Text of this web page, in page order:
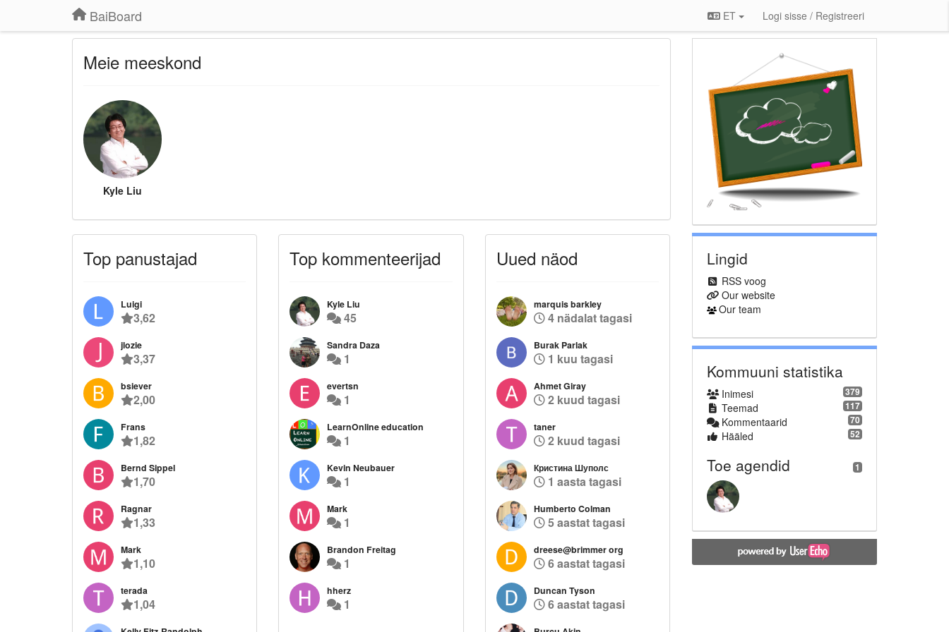
BaiBoard ET Logi sisse / Registreeri
Meie meeskond
Kyle Liu
Top panustajad
Luigi
3,62
jlozie
3,37
bsiever
2,00
Frans
1,82
Bernd Sippel
1,70
Ragnar
1,33
Mark
1,10
terada
1,04
Top kommenteerijad
Kyle Liu
45
Sandra Daza
1
evertsn
1
LearnOnline education
1
Kevin Neubauer
1
Mark
1
Brandon Freitag
1
hherz
1
Uued näod
marquis barkley
4 nädalat tagasi
Burak Parlak
1 kuu tagasi
Ahmet Giray
2 kuud tagasi
taner
2 kuud tagasi
Кристина Шуполс
1 aasta tagasi
Humberto Colman
5 aastat tagasi
dreese@brimmer org
6 aastat tagasi
Duncan Tyson
6 aastat tagasi
Lingid
RSS voog
Our website
Our team
Kommuuni statistika
379
Inimesi
117
Teemad
70
Kommentaarid
52
Hääled
1
Toe agendid